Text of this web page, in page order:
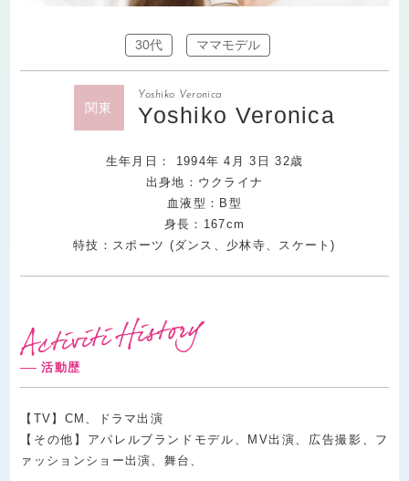
30代 ママモデル
関東
Yoshiko Veronica
Yoshiko Veronica
生年月日： 1994年4 月3 日32歳
出身地：ウクライナ
血液型：B型
身長：167cm
特技：スポーツ (ダンス、少林寺、スケート)
活動歴
【TV】CM、ドラマ出演
【その他】アパレルブランドモデル、MV出演、広告撮影、フ
ァッションショー出演、舞台、